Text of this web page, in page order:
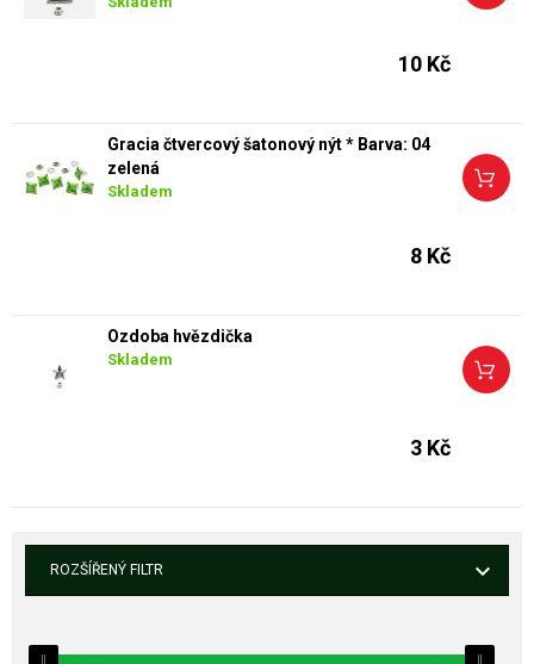
10 Kč
Gracia čtvercový šatonový nýt * Barva: 04
zelená
Skladem
8 Kč
Ozdoba hvězdička
Skladem
3 Kč
ROZŠÍŘENÝ FILTR